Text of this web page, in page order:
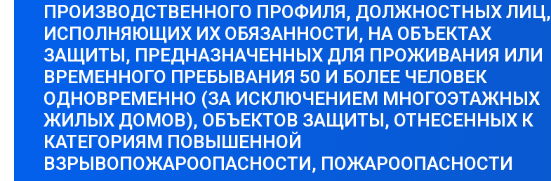
ПРОИЗВОДСТВЕННОГО ПРОФИЛЯ, ДОЛЖНОСТНЫХ ЛИЦ,
ИСПОЛНЯЮЩИХ ИХ ОБЯЗАННОСТИ, НА ОБЪЕКТАХ
ЗАЩИТЫ, ПРЕДНАЗНАЧЕННЫХ ДЛЯ ПРОЖИВАНИЯ ИЛИ
ВРЕМЕННОГО ПРЕБЫВАНИЯ 50 И БОЛЕЕ ЧЕЛОВЕК
ОДНОВРЕМЕННО (ЗА ИСКЛЮЧЕНИЕМ МНОГОЭТАЖНЫХ
ЖИЛЫХ ДОМОВ), ОБЪЕКТОВ ЗАЩИТЫ, ОТНЕСЕННЫХ К
КАТЕГОРИЯМ ПОВЫШЕННОЙ
ВЗРЫВОПОЖАРООПАСНОСТИ, ПОЖАРООПАСНОСТИ